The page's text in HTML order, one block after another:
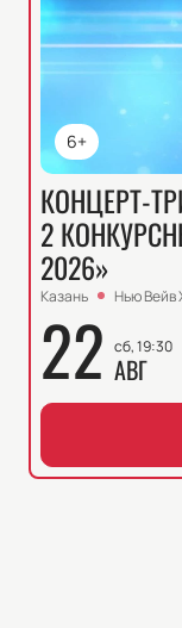
6+
КОНЦЕРТ-
2
2026»
Казань Нью Вейв
22 сб, 19:30
АВГ